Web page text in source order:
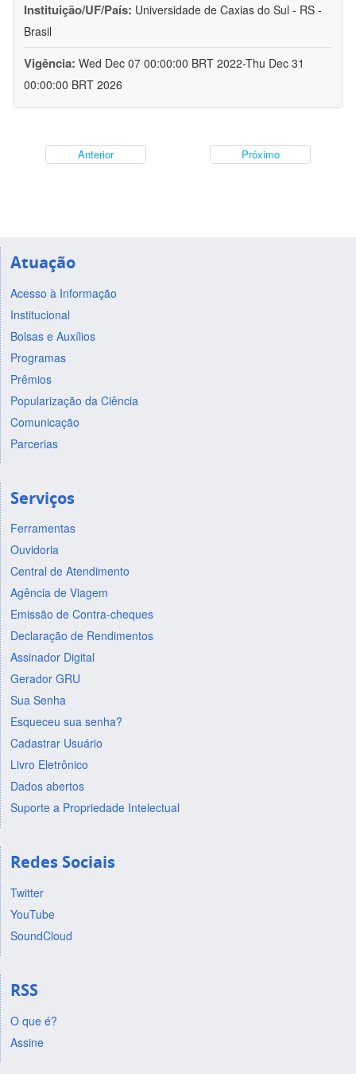
Instituição/UF/País: Universidade de Caxias do Sul - RS -
Brasil
Vigência: Wed Dec 07 00:00:00 BRT 2022-Thu Dec 31
00:00:00 BRT 2026
Anterior Próximo
Atuação
Acesso à Informação
Institucional
Bolsas e Auxílios
Programas
Prêmios
Popularização da Ciência
Comunicação
Parcerias
Serviços
Ferramentas
Ouvidoria
Central de Atendimento
Agência de Viagem
Emissão de Contra-cheques
Declaração de Rendimentos
Assinador Digital
Gerador GRU
Sua Senha
Esqueceu sua senha?
Cadastrar Usuário
Livro Eletrônico
Dados abertos
Suporte a Propriedade Intelectual
Redes Sociais
Twitter
YouTube
SoundCloud
RSS
O que é?
Assine